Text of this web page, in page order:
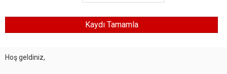
Hoş geldiniz,